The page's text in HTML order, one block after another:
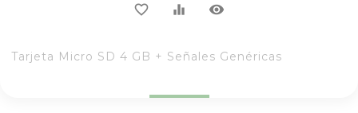
favorite_border equalizer visibility
Tarjeta Micro SD 4 GB + Señales Genéricas